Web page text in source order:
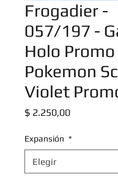
Frogadier -
057/197 -
Holo Promo
Pokemon
Violet
$ 2.250,00Precio
Expansión *